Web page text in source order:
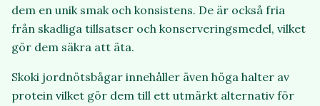
dem en unik smak och konsistens. De är också fria
från skadliga tillsatser och konserveringsmedel, vilket
gör dem säkra att äta.
Skoki jordnötsbågar innehåller även höga halter av
protein vilket gör dem till ett utmärkt alternativ för